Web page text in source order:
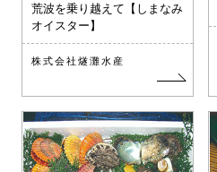
荒波を乗り越えて【しまなみ
オイスター】
株式会社燧灘水産